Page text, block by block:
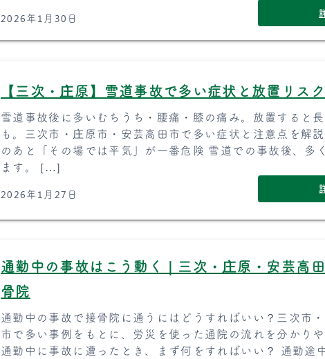
2026年1月30日
【三次・庄原】雪道事故で多い症状と放置リス
雪道事故後に多いむちうち・腰痛・膝の痛み。放置すると
も。三次市・庄原市・安芸高田市で多い症状と注意点を解
のあと「その場では平気」が一番危険 雪道での事故後、多
ます。 […]
2026年1月27日
通勤中の事故はこう動く｜三次・庄原・安芸高
骨院
通勤中の事故で接骨院に通うにはどうすればいい？三次市
市で多い事例をもとに、労災を使った通院の流れを分かりや
通勤中に事故に遭ったとき、まず何をすればいい？ 通勤途